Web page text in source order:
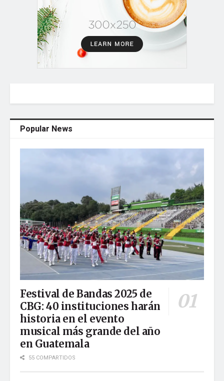
Popular News
Festival de Bandas 2025 de
CBG: 40 instituciones harán
historia en el evento
musical más grande del año
en Guatemala
55 COMPARTIDOS